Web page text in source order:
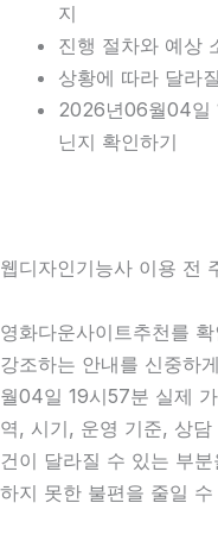
지
진행 절차와 예상
상황에 따라 달라
2026년06월04일
닌지 확인하기
웹디자인기능사 이용 전
영화다운사이트추천를
강조하는 안내를 신중하
월04일 19시57분 실제
역, 시기, 운영 기준, 상
건이 달라질 수 있는 부
하지 못한 불편을 줄일 수